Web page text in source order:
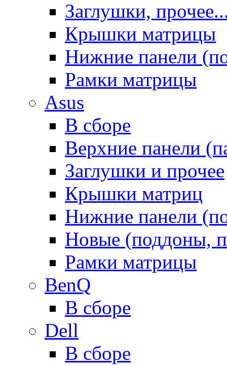
Заглушки,
Крышки матрицы
Нижние панели
Рамки матрицы
Asus
В сборе
Верхние панели
Заглушки и прочее
Крышки матриц
Нижние панели
Новые (поддоны,
Рамки матрицы
BenQ
В сборе
Dell
В сборе